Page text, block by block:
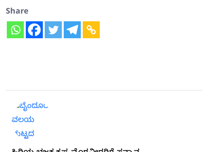
Share